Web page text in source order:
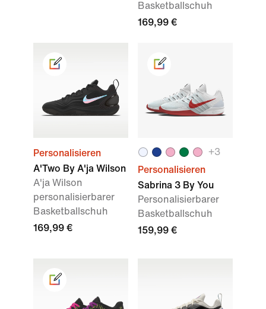
Basketballschuh
169,99 €
Personalisieren
A'Two By A'ja Wilson
A'ja Wilson
personalisierbarer
Basketballschuh
169,99 €
+3
Personalisieren
Sabrina 3 By You
Personalisierbarer
Basketballschuh
159,99 €